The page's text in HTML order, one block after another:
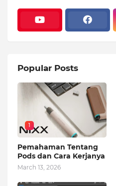
Popular Posts
1
Pemahaman Tentang
Pods dan Cara Kerjanya
March 13, 2026